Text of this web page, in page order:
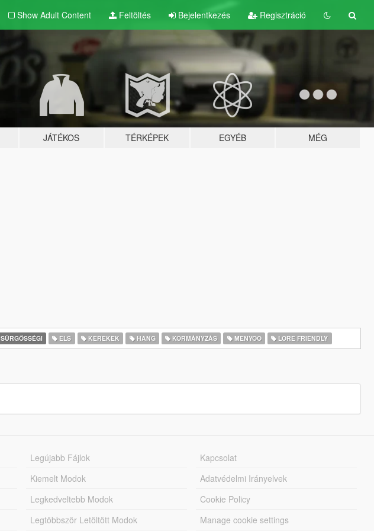
Show Adult Content Feltöltés Bejelentkezés Regisztráció
JÁTÉKOS TÉRKÉPEK EGYÉB MÉG
SŰRGŐSSÉGI ELS KEREKEK HANG KORMÁNYZÁS MENYOO LORE FRIENDLY
Legújabb Fájlok
Kiemelt Modok
Legkedveltebb Modok
Legtöbbször Letöltött Modok
Kapcsolat
Adatvédelmi Irányelvek
Cookie Policy
Manage cookie settings